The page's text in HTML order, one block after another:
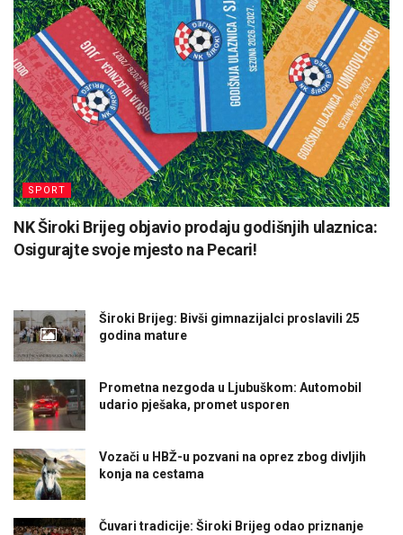
SPORT
NK Široki Brijeg objavio prodaju godišnjih ulaznica:
Osigurajte svoje mjesto na Pecari!
Široki Brijeg: Bivši gimnazijalci proslavili 25
godina mature
Prometna nezgoda u Ljubuškom: Automobil
udario pješaka, promet usporen
Vozači u HBŽ-u pozvani na oprez zbog divljih
konja na cestama
Čuvari tradicije: Široki Brijeg odao priznanje